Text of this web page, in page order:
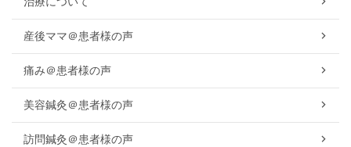
産後ママ＠患者様の声
痛み＠患者様の声
美容鍼灸＠患者様の声
訪問鍼灸＠患者様の声